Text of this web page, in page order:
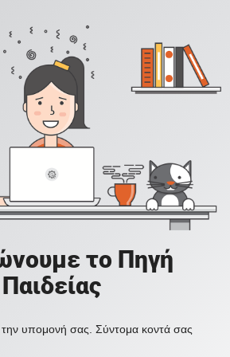
το Πηγή
Παιδείας
την υπομονή σας. Σύντομα κοντά σας